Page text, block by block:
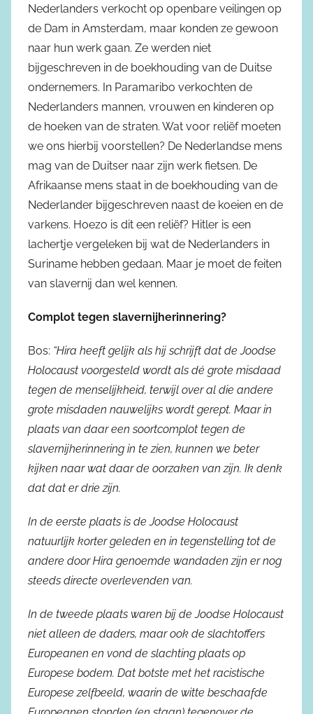
Nederlanders verkocht op openbare veilingen op
de Dam in Amsterdam, maar konden ze gewoon
naar hun werk gaan. Ze werden niet
bijgeschreven in de boekhouding van de Duitse
ondernemers. In Paramaribo verkochten de
Nederlanders mannen, vrouwen en kinderen op
de hoeken van de straten. Wat voor reliëf moeten
we ons hierbij voorstellen? De Nederlandse mens
mag van de Duitser naar zijn werk fietsen. De
Afrikaanse mens staat in de boekhouding van de
Nederlander bijgeschreven naast de koeien en de
varkens. Hoezo is dit een reliëf? Hitler is een
lachertje vergeleken bij wat de Nederlanders in
Suriname hebben gedaan. Maar je moet de feiten
van slavernij dan wel kennen.
Complot tegen slavernijherinnering?
Bos: “Hira heeft gelijk als hij schrijft dat de Joodse
Holocaust voorgesteld wordt als dé grote misdaad
tegen de menselijkheid, terwijl over al die andere
grote misdaden nauwelijks wordt gerept. Maar in
plaats van daar een soortcomplot tegen de
slavernijherinnering in te zien, kunnen we beter
kijken naar wat daar de oorzaken van zijn. Ik denk
dat dat er drie zijn.
In de eerste plaats is de Joodse Holocaust
natuurlijk korter geleden en in tegenstelling tot de
andere door Hira genoemde wandaden zijn er nog
steeds directe overlevenden van.
In de tweede plaats waren bij de Joodse Holocaust
niet alleen de daders, maar ook de slachtoffers
Europeanen en vond de slachting plaats op
Europese bodem. Dat botste met het racistische
Europese zelfbeeld, waarin de witte beschaafde